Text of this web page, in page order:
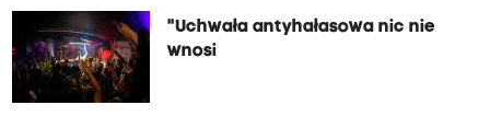
"Uchwała antyhałasowa nic nie
wnosi